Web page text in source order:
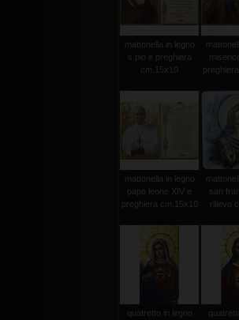
mattonella in legno
s.pio e preghiera
cm.15x10
mattonella in legno
papa leone XIV e
preghiera cm.15x10
san
rilievo
quatretto in legno